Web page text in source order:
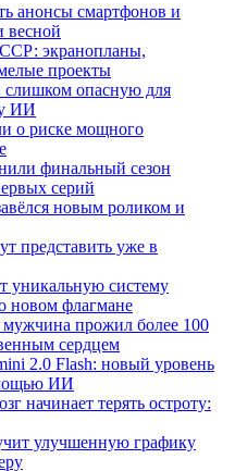
анонсы смартфонов и
весной
экранопланы,
проекты
опасную для
ИИ
о риске мощного
финальный сезон
серий
новым роликом и
представить уже в
уникальную систему
новом флагмане
прожил более 100
сердцем
2.0 Flash: новый уровень
ИИ
начинает терять остроту:
улучшенную графику